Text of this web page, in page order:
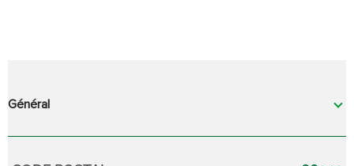
Général